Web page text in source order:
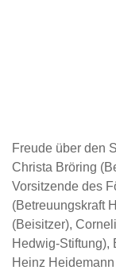
Freude über den
Christa Bröring
Vorsitzende des
(Betreuungskraft
(Beisitzer),
Hedwig-Stiftung),
Heinz